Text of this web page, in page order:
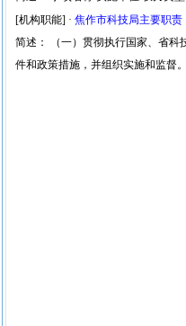
[机构职能] · 焦作市科技局主要职责
简述： （一）贯彻执行国家、省科
件和政策措施，并组织实施和监督